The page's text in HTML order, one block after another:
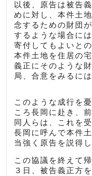
以後、原告は被告
めに対し、本件土
念するための財団
するような場合に
寄付してもよいと
本件土地を住居の
義正にそのような
局、合意をみるに
このような成行を
ころ長岡に赴き、
同人らは、これを
長岡に呼んで本件
当強く原告を説得
この協議を終えて
３日、被告義正方